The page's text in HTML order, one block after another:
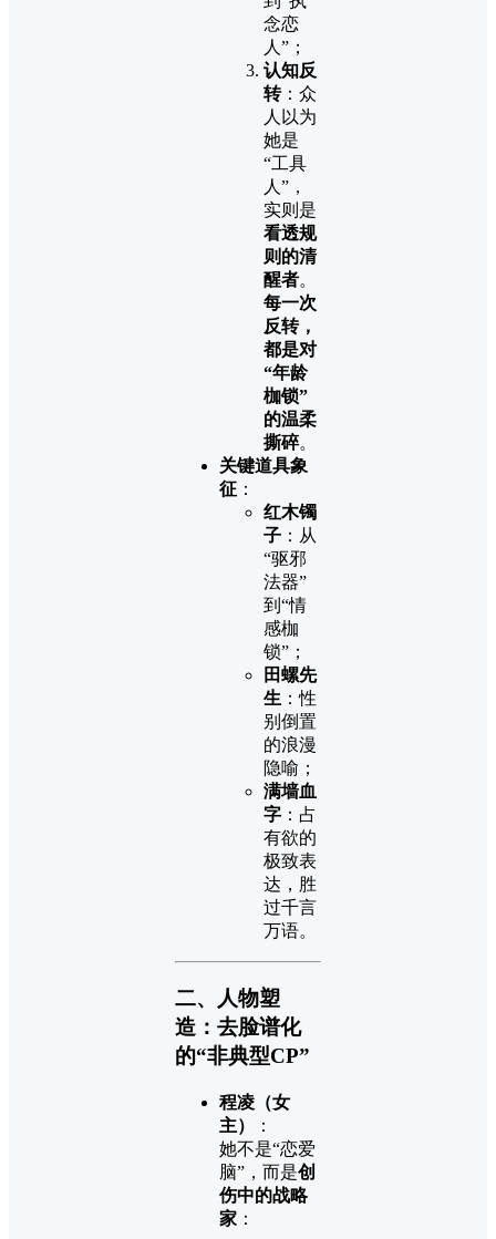
念恋
人”；
认知反
转：众
人以为
她是
“工具
人”，
实则是
看透规
则的清
醒者。
每一次
反转，
都是对
“年龄
枷锁”
的温柔
撕碎。
关键道具象
征 ：
红木镯
子 ：从
“驱邪
法器”
到“情
感枷
锁”；
田螺先
生 ：性
别倒置
的浪漫
隐喻；
满墙血
字 ：占
有欲的
极致表
达，胜
过千言
万语。
二、人物塑
造：去脸谱化
的“非典型CP”
程凌（女
主）
：
她不是“恋爱
脑”，而是创
伤中的战略
家 ：